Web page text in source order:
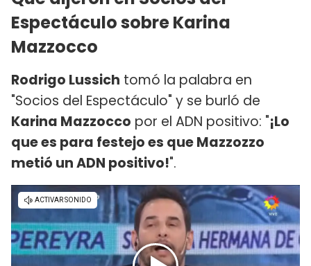
Espectáculo sobre Karina
Mazzocco
Rodrigo Lussich tomó la palabra en
"Socios del Espectáculo" y se burló de
Karina Mazzocco por el ADN positivo: "¡Lo
que es para festejo es que Mazzozzo
metió un ADN positivo!".